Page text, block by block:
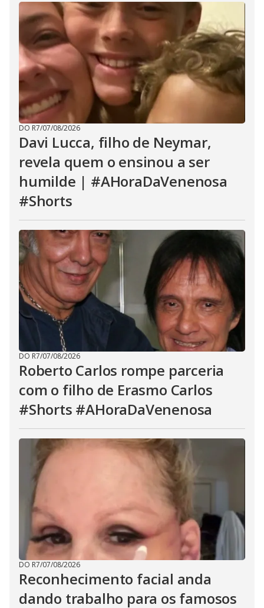
DO R7/07/08/2026
Davi Lucca, filho de Neymar,
revela quem o ensinou a ser
humilde | #AHoraDaVenenosa
#Shorts
DO R7/07/08/2026
Roberto Carlos rompe parceria
com o filho de Erasmo Carlos
#Shorts #AHoraDaVenenosa
DO R7/07/08/2026
Reconhecimento facial anda
dando trabalho para os famosos